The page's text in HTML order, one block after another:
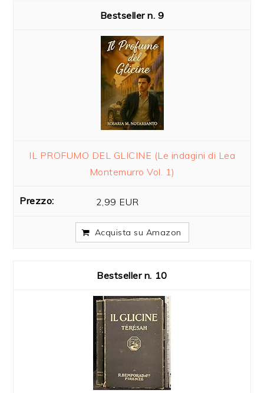
9
IL PROFUMO DEL GLICINE (Le indagini di Lea
Montemurro Vol. 1)
2,99 EUR
Acquista su Amazon
10